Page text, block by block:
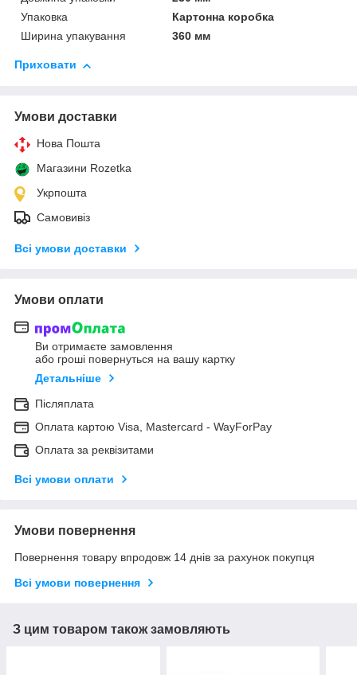
Упаковка
Картонна коробка
Ширина упакування
360 мм
Приховати
Умови доставки
Нова Пошта
Магазини Rozetka
Укрпошта
Самовивіз
Всі умови доставки
Умови оплати
Ви отримаєте замовлення
або гроші повернуться на вашу картку
Детальніше
Післяплата
Оплата картою Visa, Mastercard - WayForPay
Оплата за реквізитами
Всі умови оплати
Умови повернення
Повернення товару впродовж 14 днів за рахунок покупця
Всі умови повернення
З цим товаром також замовляють